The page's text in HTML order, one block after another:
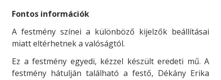
Fontos információk
A festmény színei a különböző kijelzők beállításai
miatt eltérhetnek a valóságtól.
Ez a festmény egyedi, kézzel készült eredeti mű. A
festmény hátulján található a festő, Dékány Erika